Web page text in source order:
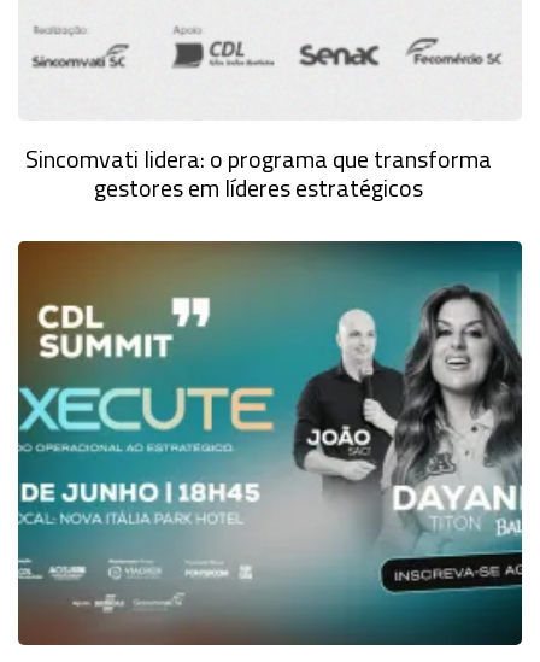
Sincomvati lidera: o programa que transforma
gestores em líderes estratégicos